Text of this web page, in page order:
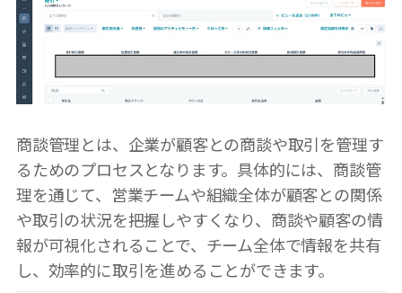
商談管理とは、企業が顧客との商談や取引を管理す
るためのプロセスとなります。具体的には、商談管
理を通じて、営業チームや組織全体が顧客との関係
や取引の状況を把握しやすくなり、商談や顧客の情
報が可視化されることで、チーム全体で情報を共有
し、効率的に取引を進めることができます。